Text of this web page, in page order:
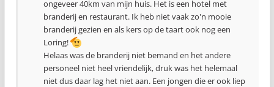
ongeveer 40km van mijn huis. Het is een hotel met
branderij en restaurant. Ik heb niet vaak zo'n mooie
branderij gezien en als kers op de taart ook nog een
Loring!
Helaas was de branderij niet bemand en het andere
personeel niet heel vriendelijk, druk was het helemaal
niet dus daar lag het niet aan. Een jongen die er ook liep